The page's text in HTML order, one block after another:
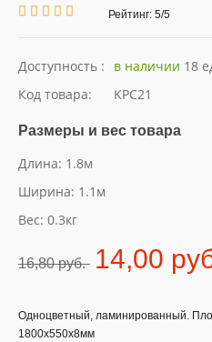
Рейтинг: 5/5
Доступность : в наличии 18
Код товара:
KPC21
Размеры и вес товара
Длина: 1.8м
Ширина: 1.1м
Вес: 0.3кг
16,80 pуб. 14,00
Одноцветный, ламинированный.
1800х550х8мм